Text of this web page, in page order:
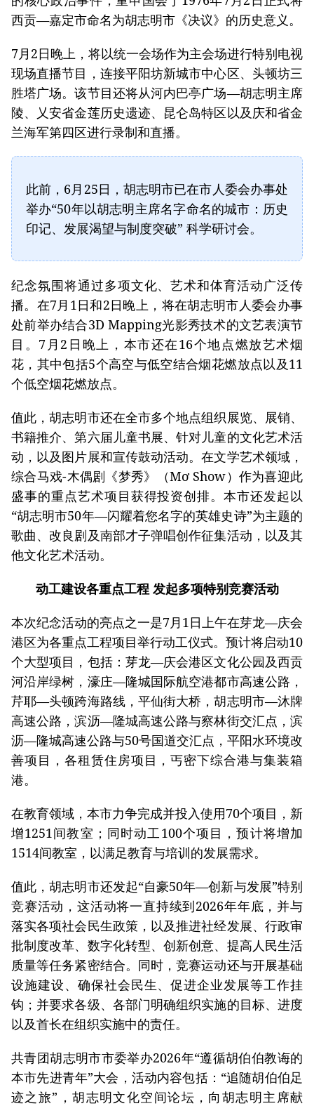
西贡—嘉定市命名为胡志明市《决议》的历史意义。
7月2日晚上，将以统一会场作为主会场进行特别电视
现场直播节目，连接平阳坊新城市中心区、头顿坊三
胜塔广场。该节目还将从河内巴亭广场—胡志明主席
陵、乂安省金莲历史遗迹、昆仑岛特区以及庆和省金
兰海军第四区进行录制和直播。
此前，6月25日，胡志明市已在市人委会办事处
举办“50年以胡志明主席名字命名的城市：历史
印记、发展渴望与制度突破” 科学研讨会。
纪念氛围将通过多项文化、艺术和体育活动广泛传
播。在7月1日和2日晚上，将在胡志明市人委会办事
处前举办结合3D Mapping光影秀技术的文艺表演节
目。7月2日晚上，本市还在16个地点燃放艺术烟
花，其中包括5个高空与低空结合烟花燃放点以及11
个低空烟花燃放点。
值此，胡志明市还在全市多个地点组织展览、展销、
书籍推介、第六届儿童书展、针对儿童的文化艺术活
动，以及图片展和宣传鼓动活动。在文学艺术领域，
综合马戏-木偶剧《梦秀》（Mơ Show）作为喜迎此
盛事的重点艺术项目获得投资创排。本市还发起以
“胡志明市50年—闪耀着您名字的英雄史诗”为主题的
歌曲、改良剧及南部才子弹唱创作征集活动，以及其
他文化艺术活动。
动工建设各重点工程 发起多项特别竞赛活动
本次纪念活动的亮点之一是7月1日上午在芽龙—庆会
港区为各重点工程项目举行动工仪式。预计将启动10
个大型项目，包括：芽龙—庆会港区文化公园及西贡
河沿岸绿树，濠庄—隆城国际航空港都市高速公路，
芹耶—头顿跨海路线，平仙街大桥，胡志明市—沐牌
高速公路，滨沥—隆城高速公路与察林街交汇点，滨
沥—隆城高速公路与50号国道交汇点，平阳水环境改
善项目，各租赁住房项目，丐密下综合港与集装箱
港。
在教育领域，本市力争完成并投入使用70个项目，新
增1251间教室；同时动工100个项目，预计将增加
1514间教室，以满足教育与培训的发展需求。
值此，胡志明市还发起“自豪50年—创新与发展”特别
竞赛活动，这活动将一直持续到2026年年底，并与
落实各项社会民生政策，以及推进社经发展、行政审
批制度改革、数字化转型、创新创意、提高人民生活
质量等任务紧密结合。同时，竞赛运动还与开展基础
设施建设、确保社会民生、促进企业发展等工作挂
钩；并要求各级、各部门明确组织实施的目标、进度
以及首长在组织实施中的责任。
共青团胡志明市市委举办2026年“遵循胡伯伯教诲的
本市先进青年”大会，活动内容包括：“追随胡伯伯足
迹之旅”，胡志明文化空间论坛，向胡志明主席献